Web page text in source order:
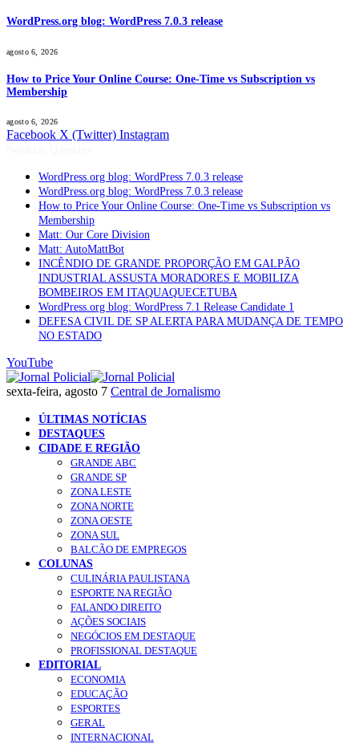
WordPress.org blog: WordPress 7.0.3 release
agosto 6, 2026
How to Price Your Online Course: One-Time vs Subscription vs
Membership
agosto 6, 2026
Facebook X (Twitter) Instagram
WordPress.org blog: WordPress 7.0.3 release
WordPress.org blog: WordPress 7.0.3 release
How to Price Your Online Course: One-Time vs Subscription vs
Membership
Matt: Our Core Division
Matt: AutoMattBot
INCÊNDIO DE GRANDE PROPORÇÃO EM GALPÃO
INDUSTRIAL ASSUSTA MORADORES E MOBILIZA
BOMBEIROS EM ITAQUAQUECETUBA
WordPress.org blog: WordPress 7.1 Release Candidate 1
DEFESA CIVIL DE SP ALERTA PARA MUDANÇA DE TEMPO
NO ESTADO
YouTube
sexta-feira, agosto 7 Central de Jornalismo
ÚLTIMAS NOTÍCIAS
DESTAQUES
CIDADE E REGIÃO
GRANDE ABC
GRANDE SP
ZONA LESTE
ZONA NORTE
ZONA OESTE
ZONA SUL
BALCÃO DE EMPREGOS
COLUNAS
CULINÁRIA PAULISTANA
ESPORTE NA REGIÃO
FALANDO DIREITO
AÇÕES SOCIAIS
NEGÓCIOS EM DESTAQUE
PROFISSIONAL DESTAQUE
EDITORIAL
ECONOMIA
EDUCAÇÃO
ESPORTES
GERAL
INTERNACIONAL